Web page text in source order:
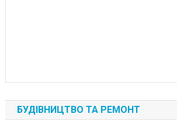
БУДІВНИЦТВО ТА РЕМОНТ